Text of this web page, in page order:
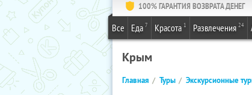
100% ГАРАНТИЯ ВОЗВРАТА ДЕНЕГ
Все Еда 7 Красота 1 Развлечения 24
Крым
Главная Туры Экскурсионные